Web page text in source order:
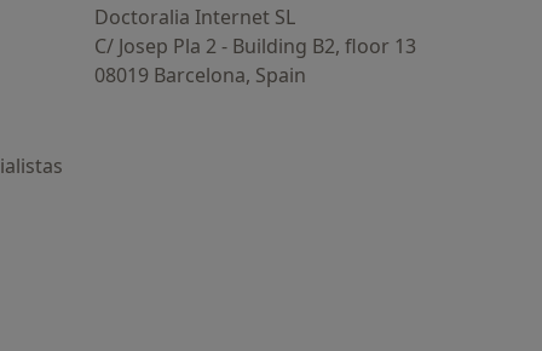
Doctoralia Internet SL
C/ Josep Pla 2 - Building B2, floor 13
08019 Barcelona, Spain